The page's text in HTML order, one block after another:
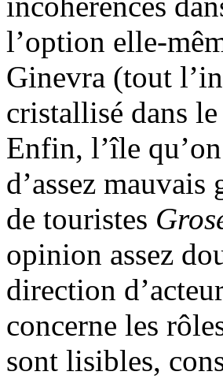
l’option elle-
Ginevra (tout
cristallisé dans
Enfin, l’île
d’assez
de touristes
opinion assez
direction
concerne les
sont lisibles,